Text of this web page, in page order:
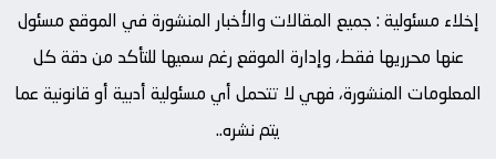
إخلاء مسئولية : جميع المقالات والأخبار المنشورة في الموقع مسئول
عنها محرريها فقط، وإدارة الموقع رغم سعيها للتأكد من دقة كل
المعلومات المنشورة، فهي لا تتحمل أي مسئولية أدبية أو قانونية عما
يتم نشره..